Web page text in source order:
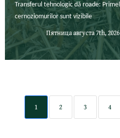
Transferul tehnologic dă roade:
cernoziomurilor sunt vizibile
Пятница августа 7th, 2026
1 2 3 4